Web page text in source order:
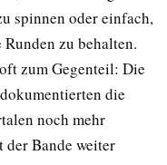
spinnen oder einfach,
zu behalten.
zum Gegenteil: Die
die
noch mehr
der Bande weiter